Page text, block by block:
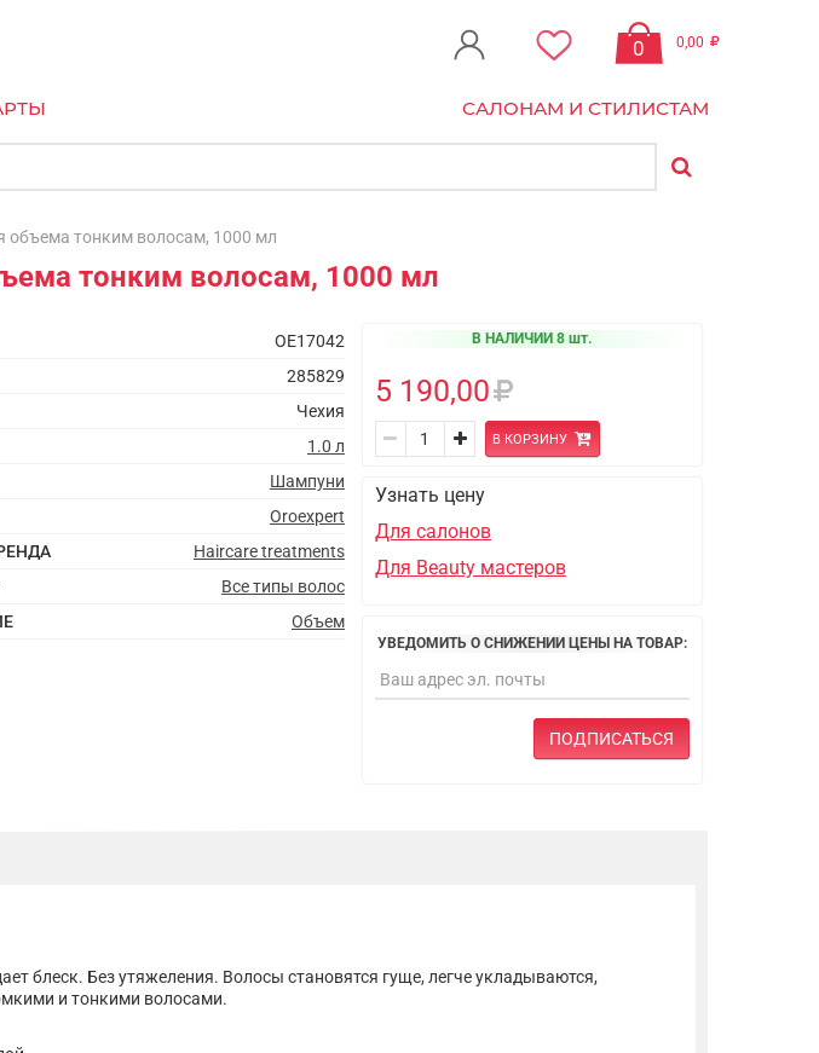
0 0,00
САЛОНАМ И СТИЛИСТАМ
объема тонким волосам, 1000 мл
тонким волосам, 1000 мл
OE17042
285829
Чехия
1.0 л
Шампуни
Oroexpert
Haircare treatments
Все типы волос
Объем
В НАЛИЧИИ 8 шт.
5 190,00
В КОРЗИНУ
Узнать цену
Для салонов
Для Beauty мастеров
УВЕДОМИТЬ О СНИЖЕНИИ ЦЕНЫ НА ТОВАР:
ПОДПИСАТЬСЯ
блеск. Без утяжеления. Волосы становятся гуще, легче укладываются,
и тонкими волосами.